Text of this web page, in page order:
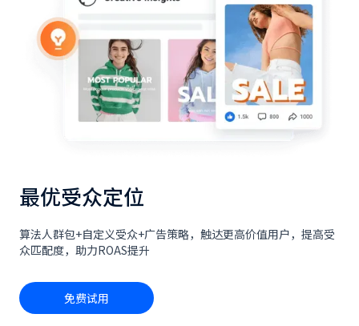
最优受众定位
算法人群包+自定义受众+广告策略，触达更高价值用户，提高受
众匹配度，助力ROAS提升
免费试用